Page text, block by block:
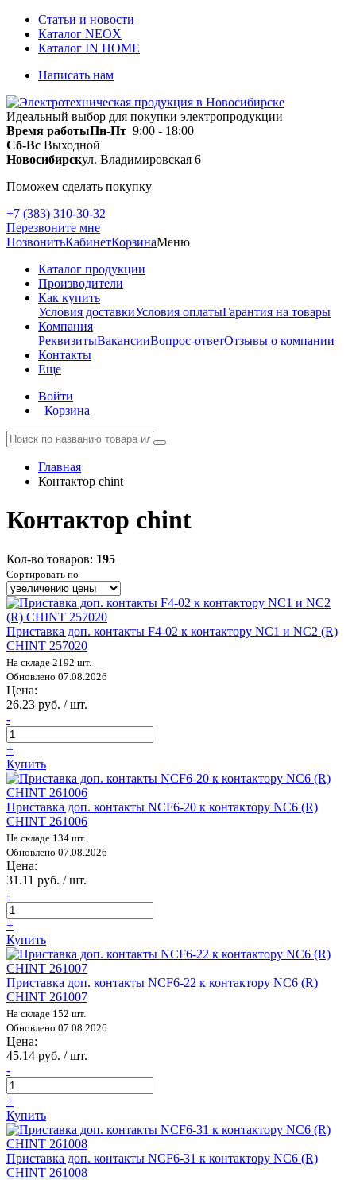
Статьи и новости
Каталог NEOX
Каталог IN HOME
Написать нам
Идеальный выбор для покупки электропродукции
Время работыПн-Пт 9:00 - 18:00
Сб-Вс Выходной
Новосибирскул. Владимировская 6
Поможем сделать покупку
+7 (383) 310-30-32
Перезвоните мне
ПозвонитьКабинетКорзинаМеню
Каталог продукции
Производители
Как купить
Условия доставкиУсловия оплатыГарантия на товары
Компания
РеквизитыВакансииВопрос-ответОтзывы о компании
Контакты
Еще
Войти
Корзина
Главная
Контактор сhint
Контактор сhint
Кол-во товаров: 195
Сортировать по
Приставка доп. контакты F4-02 к контактору NC1 и NC2 (R)
CHINT 257020
На складе 2192 шт.
Обновлено 07.08.2026
Цена:
26.23 руб. / шт.
-
+
Купить
Приставка доп. контакты NCF6-20 к контактору NC6 (R)
CHINT 261006
На складе 134 шт.
Обновлено 07.08.2026
Цена:
31.11 руб. / шт.
-
+
Купить
Приставка доп. контакты NCF6-22 к контактору NC6 (R)
CHINT 261007
На складе 152 шт.
Обновлено 07.08.2026
Цена:
45.14 руб. / шт.
-
+
Купить
Приставка доп. контакты NCF6-31 к контактору NC6 (R)
CHINT 261008